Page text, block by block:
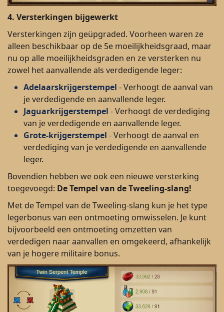
4. Versterkingen bijgewerkt
Versterkingen zijn geüpgraded. Voorheen waren ze
alleen beschikbaar op de 5e moeilijkheidsgraad, maar
nu op alle moeilijkheidsgraden en ze versterken nu
zowel het aanvallende als verdedigende leger:
Adelaarskrijgerstempel - Verhoogt de aanval van
je verdedigende en aanvallende leger.
Jaguarkrijgerstempel - Verhoogt de verdediging
van je verdedigende en aanvallende leger.
Grote-krijgerstempel - Verhoogt de aanval en
verdediging van je verdedigende en aanvallende
leger.
Bovendien hebben we ook een nieuwe versterking
toegevoegd: De Tempel van de Tweeling-slang!
Met de Tempel van de Tweeling-slang kun je het type
legerbonus van een ontmoeting omwisselen. Je kunt
bijvoorbeeld een ontmoeting omzetten van
verdedigen naar aanvallen en omgekeerd, afhankelijk
van je hogere militaire bonus.